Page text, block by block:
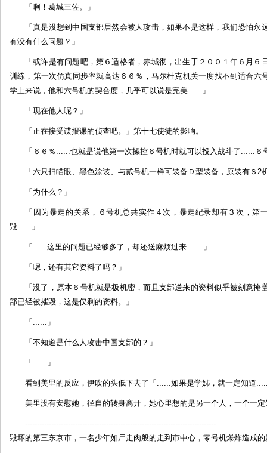
「啊！葛城三佐。」
「真是没想到中国支部居然会被人攻击，如果不是这样，我们恐怕
有没有什么问题？」
「或许是有问题吧，第６适格者，赤城彻，出生于２００１年６月
训练，第一次仿真同步率就高达６６％，马尔杜克机关一度找不到适合六
学上来说，他和六号机的契合度，几乎可以说是完美......」
「现在他人呢？」
「正在接受谍报课的侦查吧。」第十七使徒的影响。
「６６％......也就是说他第一次操控６号机时就可以投入战斗了......６
「六只扫瞄眼、黑色涂装、与贰号机一样可装备Ｄ型装备，原装有Ｓ2
「为什么？」
「因为暴走的关系，６号机总共实作４次，暴走纪录却有３次，
毁......」
「......这里的问题已经够多了，却还送麻烦过来.......」
「嗯，还有其它资料了吗？」
「没了，原本６号机就是极机密，而且支部送来的资料似乎被刻意
部已经被摧毁，这是仅剩的资料。」
「......」
「不知道是什么人攻击中国支部的？」
「......」
看到美里的反应，伊吹的头低下去了「......如果是学姊，就一定知道
美里没有安慰她，径自的转身离开，她心里想的是另一个人，一个一
--------------------------------------------------------------------------------
毁坏的第三东京市，一名少年如尸走肉般的走到市中心，零号机爆炸造成的